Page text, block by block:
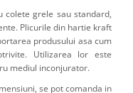
grele sau standard,
Plicurile din hartie kraft
produsului asa cum
Utilizarea lor este
mediul inconjurator.
se pot comanda in